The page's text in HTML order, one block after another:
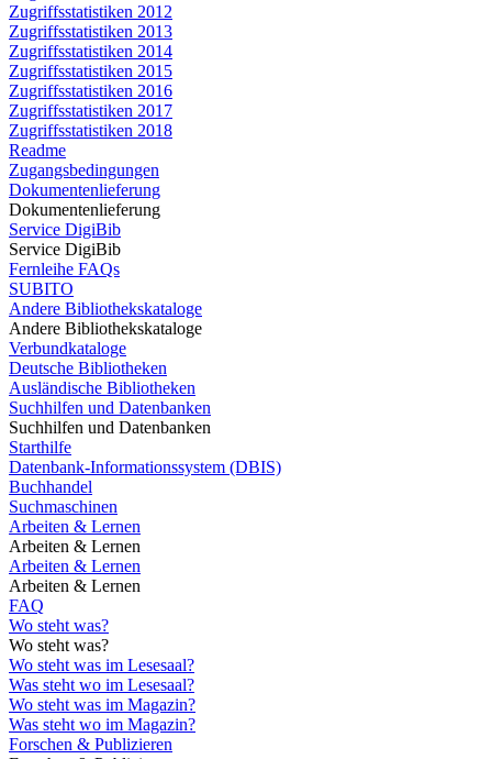
Zugriffsstatistiken 2012
Zugriffsstatistiken 2013
Zugriffsstatistiken 2014
Zugriffsstatistiken 2015
Zugriffsstatistiken 2016
Zugriffsstatistiken 2017
Zugriffsstatistiken 2018
Readme
Zugangsbedingungen
Dokumentenlieferung
Dokumentenlieferung
Service DigiBib
Service DigiBib
Fernleihe FAQs
SUBITO
Andere Bibliothekskataloge
Andere Bibliothekskataloge
Verbundkataloge
Deutsche Bibliotheken
Ausländische Bibliotheken
Suchhilfen und Datenbanken
Suchhilfen und Datenbanken
Starthilfe
Datenbank-Informationssystem (DBIS)
Buchhandel
Suchmaschinen
Arbeiten & Lernen
Arbeiten & Lernen
Arbeiten & Lernen
Arbeiten & Lernen
FAQ
Wo steht was?
Wo steht was?
Wo steht was im Lesesaal?
Was steht wo im Lesesaal?
Wo steht was im Magazin?
Was steht wo im Magazin?
Forschen & Publizieren